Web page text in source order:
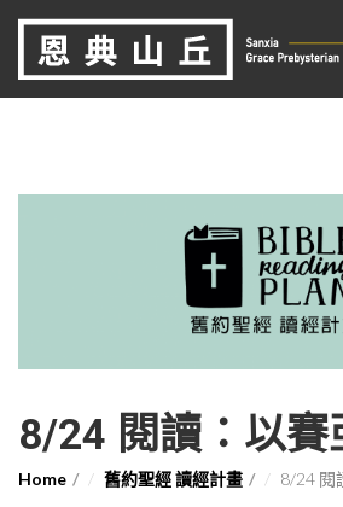
8/24 閱讀：以賽
Home 舊約聖經 讀經計畫 8/24 閱